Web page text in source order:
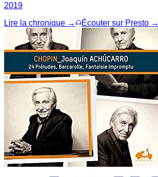
2019
Lire la chronique →
Écouter sur Presto →